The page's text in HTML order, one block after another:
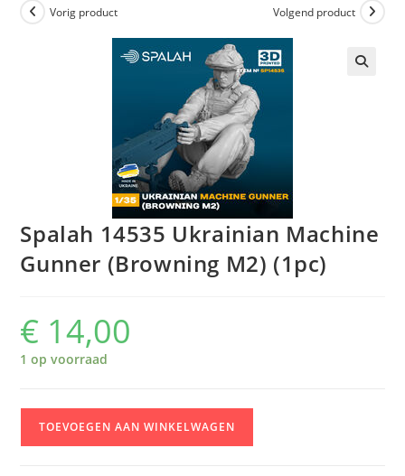
Vorig product Volgend product
Spalah 14535 Ukrainian Machine
Gunner (Browning M2) (1pc)
€ 14,00
1 op voorraad
TOEVOEGEN AAN WINKELWAGEN